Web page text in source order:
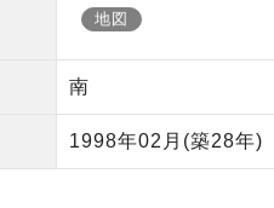
地図
南
1998年02月 (築28年)